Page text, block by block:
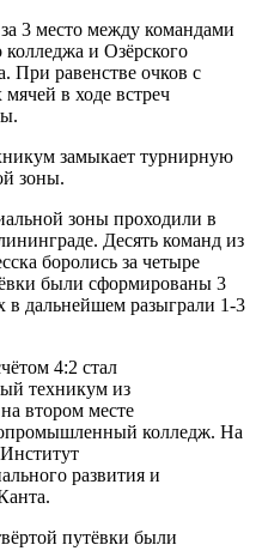
3 место между командами
и Озёрского
При равенстве очков с
в ходе встреч
замыкает турнирную
зоны.
зоны проходили в
Десять команд из
боролись за четыре
были сформированы 3
в дальнейшем разыграли 1-3
4:2 стал
техникум из
втором месте
колледж. На
развития и
путёвки были